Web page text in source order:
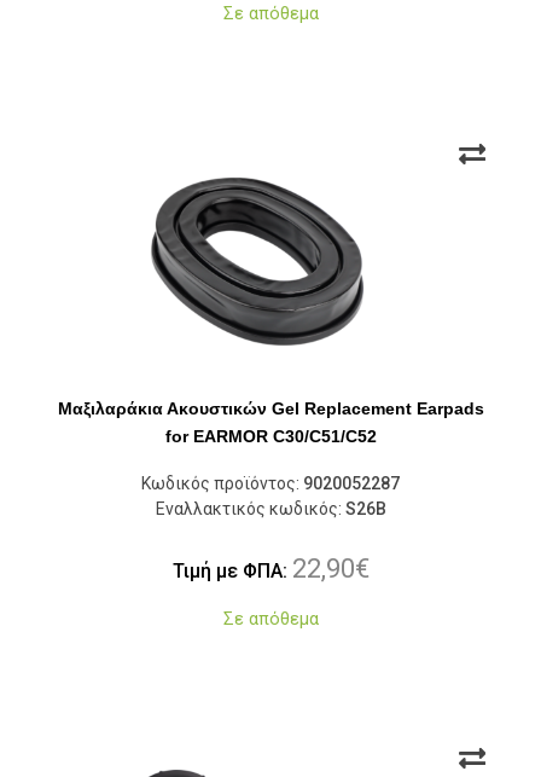
Σε απόθεμα
Μαξιλαράκια Ακουστικών Gel Replacement Earpads
for EARMOR C30/C51/C52
Κωδικός προϊόντος: 9020052287
Εναλλακτικός κωδικός: S26B
Τιμή με ΦΠΑ: 22,90€
Σε απόθεμα